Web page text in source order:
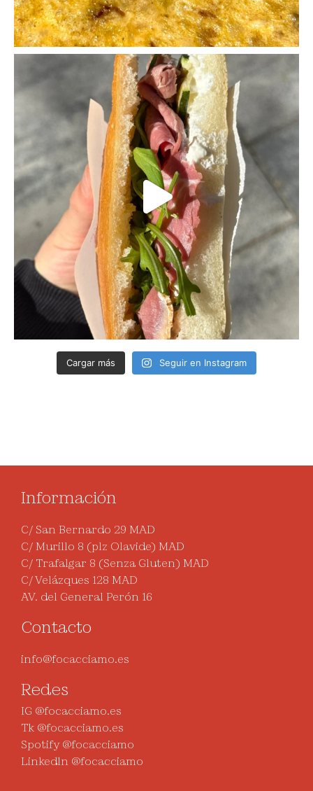
Cargar más Seguir en Instagram
Información
C/ San Bernardo 29 MAD
C/ Murillo 8 (plz Olavide) MAD
C/ Trafalgar 8 (Senza Gluten) MAD
C/ Velázques 128 MAD
AV. del General Perón 16
Contacto
info@focacciamo.es
Redes
IG @focacciamo.es
Tk @focacciamo.es
Spotify @focacciamo
Linkedln @focacciamo